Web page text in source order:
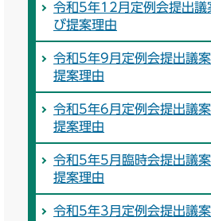
令和5年12月定例会提出議
び提案理由
令和5年9月定例会提出議
提案理由
令和5年6月定例会提出議
提案理由
令和5年5月臨時会提出議
提案理由
令和5年3月定例会提出議